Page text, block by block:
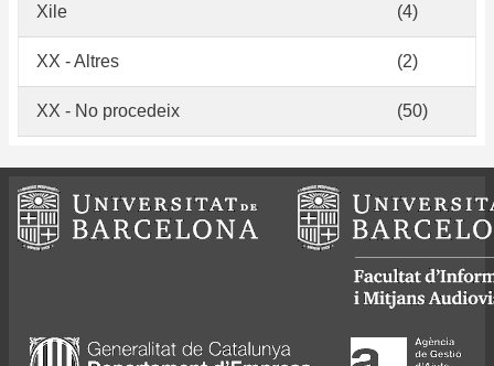
Xile (4)
XX - Altres (2)
XX - No procedeix (50)